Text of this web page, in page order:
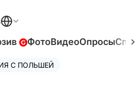
ФотоВидеоОпросы
С ПОЛЬШЕЙ